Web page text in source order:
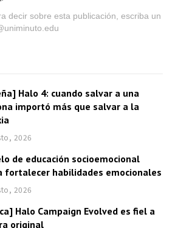
decir sobre esta publicación, escriba un
Halo 4: cuando salvar a una
importó más que salvar a la
2026
de educación socioemocional
fortalecer habilidades emocionales
2026
Halo Campaign Evolved es fiel a
original